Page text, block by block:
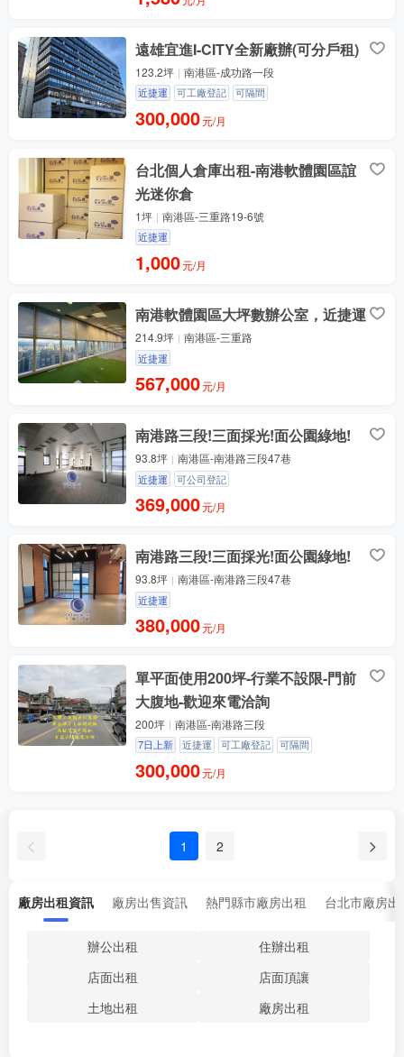
遠雄宜進I-CITY全新廠辦(可分戶租)
123.2坪 南港區-成功路一段
近捷運 可工廠登記 可隔間
300,000元/月
台北個人倉庫出租-南港軟體園區誼
光迷你倉
1坪 南港區-三重路19-6號
近捷運
1,000元/月
南港軟體園區大坪數辦公室，近捷運
214.9坪 南港區-三重路
近捷運
567,000元/月
南港路三段!三面採光!面公園綠地!
93.8坪 南港區-南港路三段47巷
近捷運 可公司登記
369,000元/月
南港路三段!三面採光!面公園綠地!
93.8坪 南港區-南港路三段47巷
近捷運
380,000元/月
單平面使用200坪-行業不設限-門前
大腹地-歡迎來電洽詢
200坪 南港區-南港路三段
7日上新 近捷運 可工廠登記 可隔間
300,000元/月
1 2
廠房出租資訊 廠房出售資訊 熱門縣市廠房出租 台北市廠房出
辦公出租
住辦出租
店面出租
店面頂讓
土地出租
廠房出租